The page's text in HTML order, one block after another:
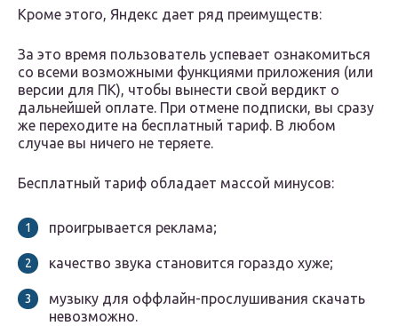
Кроме этого, Яндекс дает ряд преимуществ:
За это время пользователь успевает ознакомиться
со всеми возможными функциями приложения (или
версии для ПК), чтобы вынести свой вердикт о
дальнейшей оплате. При отмене подписки, вы сразу
же переходите на бесплатный тариф. В любом
случае вы ничего не теряете.
Бесплатный тариф обладает массой минусов:
проигрывается реклама;
качество звука становится гораздо хуже;
музыку для оффлайн-прослушивания скачать
невозможно.